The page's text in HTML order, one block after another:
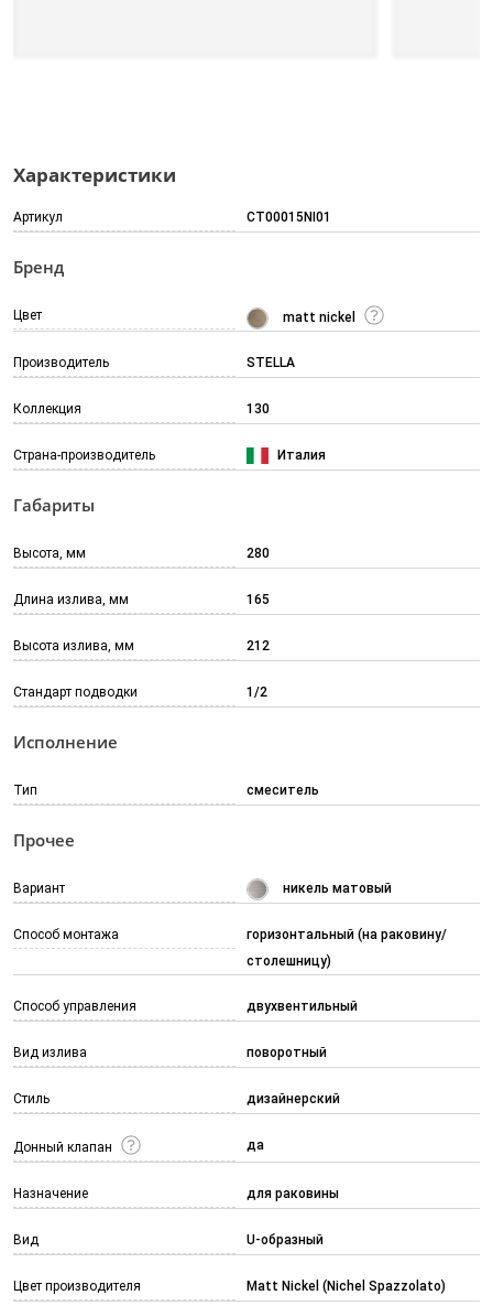
Характеристики
Артикул CT00015NI01
Бренд
Цвет matt nickel
Производитель STELLA
Коллекция 130
Страна-производитель Италия
Габариты
Высота, мм 280
Длина излива, мм 165
Высота излива, мм 212
Стандарт подводки 1/2
Исполнение
Тип смеситель
Прочее
Вариант никель матовый
Способ монтажа
горизонтальный (на раковину/
столешницу)
Способ управления двухвентильный
Вид излива поворотный
Стиль дизайнерский
Донный клапан да
Назначение для раковины
Вид U-образный
Цвет производителя Matt Nickel (Nichel Spazzolato)